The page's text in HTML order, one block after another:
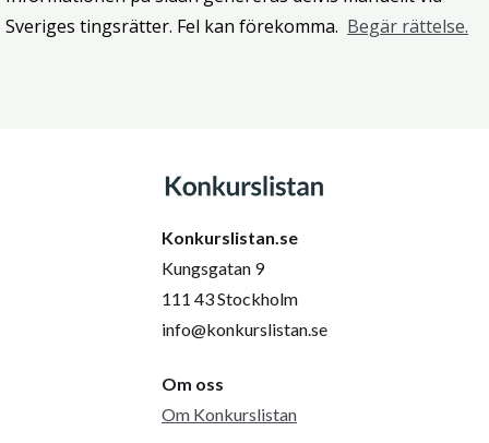
Sveriges tingsrätter. Fel kan förekomma. Begär rättelse.
Konkurslistan.se
Kungsgatan 9
111 43 Stockholm
info@konkurslistan.se
Om oss
Om Konkurslistan